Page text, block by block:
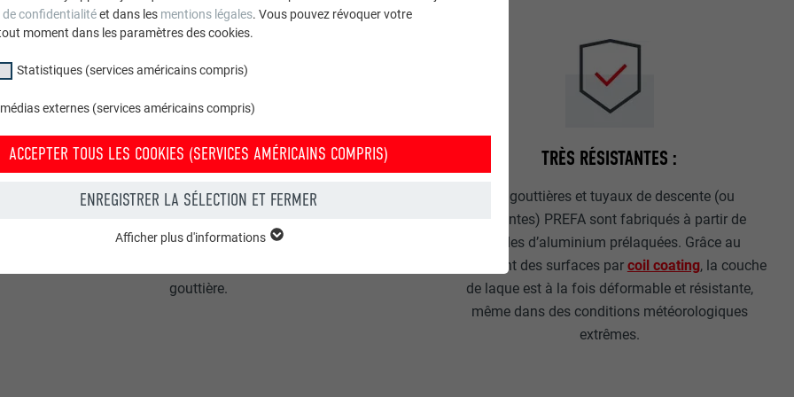
INOXYDABLES :
Les gouttières et tuyaux de descente PREFA sont
Cela évite l'apparition de taches de rouille
gouttière.
TRÈS RÉSISTANTES :
Les gouttières et tuyaux de descente (ou
descentes) PREFA sont fabriqués à partir de
bandes d’aluminium prélaquées. Grâce au
traitement des surfaces par coil coating, la couche
de laque est à la fois déformable et résistante,
même dans des conditions météorologiques
extrêmes.
confidentialitéet dans les mentions légales. Vous pouvez révoquer votre
moment dans les paramètres des cookies.
Statistiques (services américains compris)
externes (services américains compris)
ACCEPTER TOUS LES COOKIES (SERVICES AMÉRICAINS COMPRIS)
ENREGISTRER LA SÉLECTION ET FERMER
le site Internet fonctionne correctement.
Afficher plus d'informations